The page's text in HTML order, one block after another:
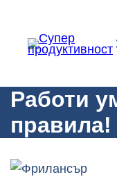
Работи
правила!